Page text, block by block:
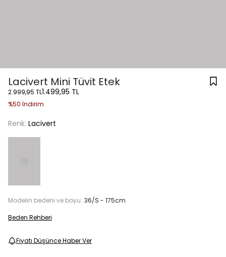
Lacivert Mini Tüvit Etek
2.999,95 TL1.499,95 TL
%50 İndirim
Renk: Lacivert
Modelin bedeni ve boyu: 36/S - 175cm
Beden Rehberi
Fiyatı Düşünce Haber Ver